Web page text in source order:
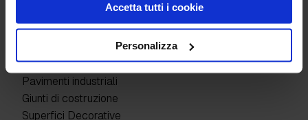
Accetta tutti i cookie
Personalizza
Deco Epox RAL per alimenti
Pavimenti industriali
Giunti di costruzione
Superfici Decorative